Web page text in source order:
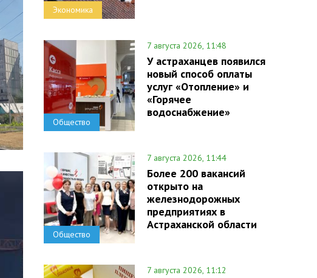
Экономика
Общество
7 августа 2026, 11:48
У астраханцев появился
новый способ оплаты
услуг «Отопление» и
«Горячее
водоснабжение»
Общество
7 августа 2026, 11:44
Более 200 вакансий
открыто на
железнодорожных
предприятиях в
Астраханской области
7 августа 2026, 11:12